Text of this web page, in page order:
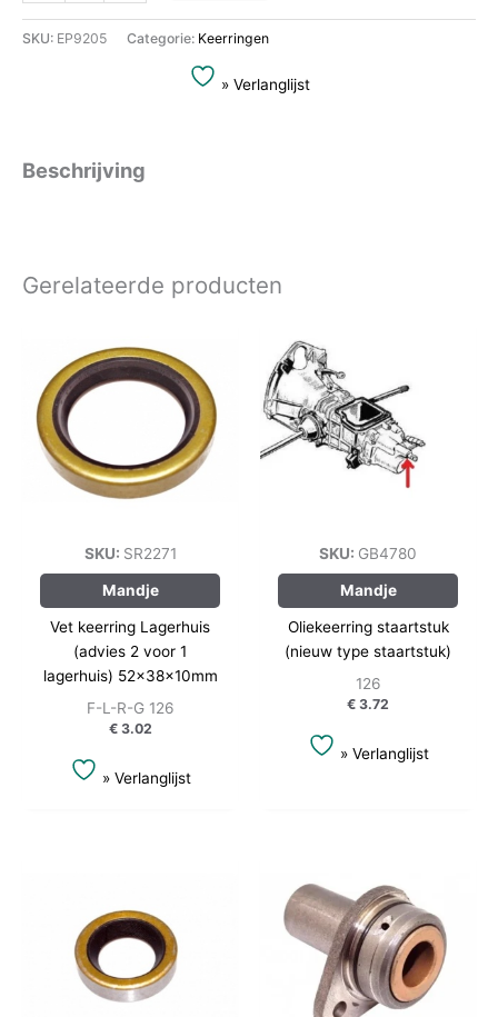
SKU: EP9205 Categorie: Keerringen
» Verlanglijst
Beschrijving
Gerelateerde producten
SKU: SR2271
Mandje
Vet keerring Lagerhuis
(advies 2 voor 1
lagerhuis) 52x38x10mm
F-L-R-G 126
€3.02
» Verlanglijst
SKU: GB4780
Mandje
Oliekeerring staartstuk
(nieuw type staartstuk)
126
€ 3.72
» Verlanglijst